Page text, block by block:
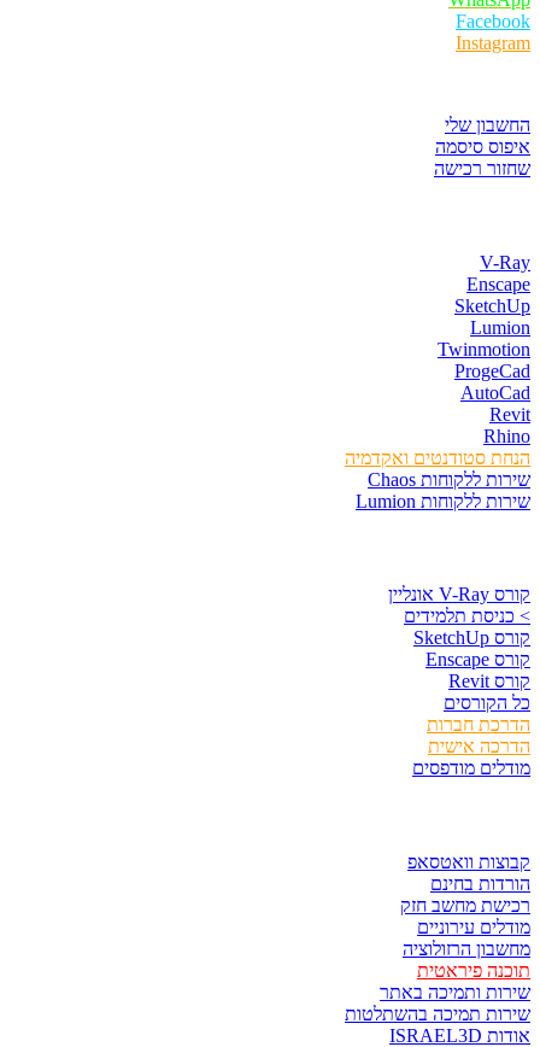
Facebook
Instagram
החשבון שלי
איפוס סיסמה
שחזור רכישה
V-Ray
Enscape
SketchUp
Lumion
Twinmotion
ProgeCad
AutoCad
Revit
Rhino
הנחת סטודנטים ואקדמיה
שירות ללקוחות Chaos
שירות ללקוחות Lumion
קורס V-Ray אונליין
> כניסת תלמידים
קורס SketchUp
קורס Enscape
קורס Revit
כל הקורסים
הדרכת חברות
הדרכה אישית
מודלים מודפסים
קבוצות וואטסאפ
הורדות בחינם
רכישת מחשב חזק
מודלים עירוניים
מחשבון הרזולוציה
תוכנה פיראטית
שירות ותמיכה באתר
שירות תמיכה בהשתלטות
אודות ISRAEL3D